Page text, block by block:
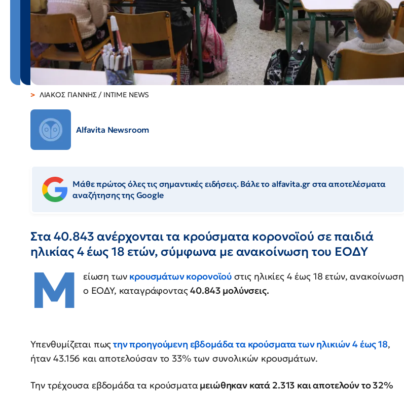
ΛΙΑΚΟΣ ΓΙΑΝΝΗΣ / INTIME NEWS
Alfavita Newsroom
Μάθε πρώτος όλες τις σημαντικές ειδήσεις. Βάλε το alfavita.gr στα αποτελέσματα
αναζήτησης της Google
Στα 40.843 ανέρχονται τα κρούσματα κορονοϊού σε παιδιά
ηλικίας 4 έως 18 ετών, σύμφωνα με ανακοίνωση του ΕΟΔΥ
Μ είωση των κρουσμάτων κορονοϊού στις ηλικίες 4 έως 18 ετών, ανακοίνωση
ο ΕΟΔΥ, καταγράφοντας40.843 μολύνσεις.
Υπενθυμίζεται πωςτην προηγούμενη εβδομάδα τα κρούσματα των ηλικιών 4 έως 18,
ήταν 43.156 και αποτελούσαν το 33% των συνολικών κρουσμάτων.
Την τρέχουσα εβδομάδα τα κρούσματαμειώθηκαν κατά 2.313 και αποτελούν το 32%